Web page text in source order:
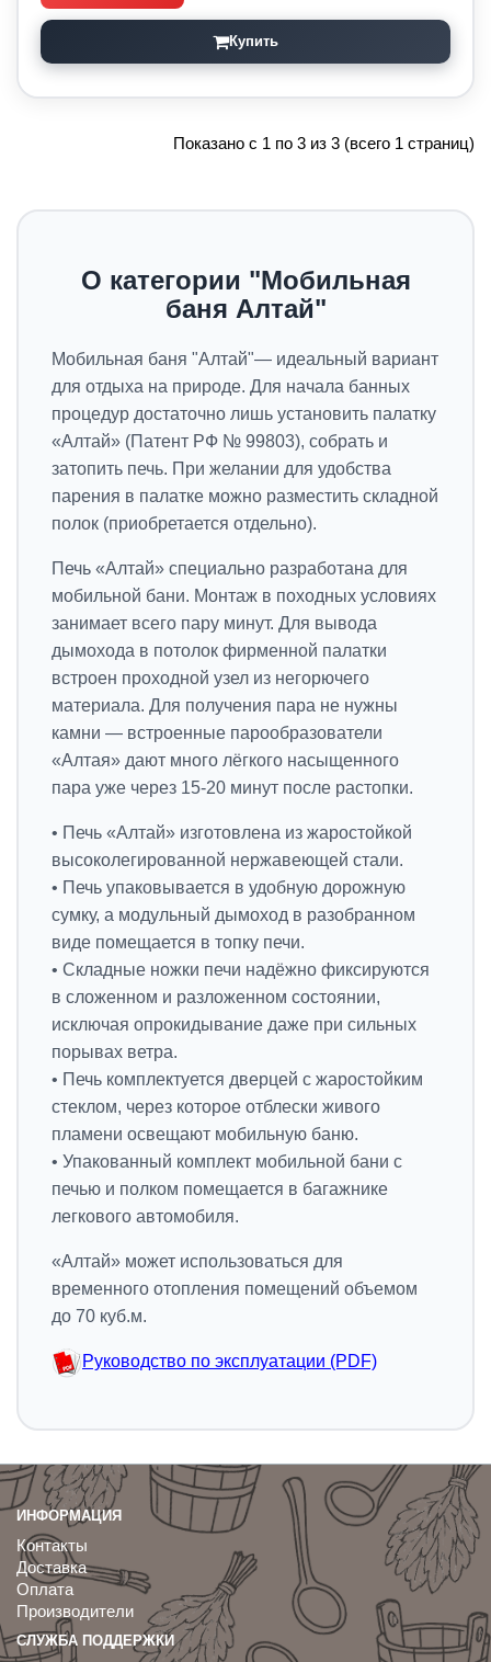
Купить
Показано с 1 по 3 из 3 (всего 1 страниц)
О категории "Мобильная
баня Алтай"
Мобильная баня "Алтай"— идеальный вариант
для отдыха на природе. Для начала банных
процедур достаточно лишь установить палатку
«Алтай» (Патент РФ № 99803), собрать и
затопить печь. При желании для удобства
парения в палатке можно разместить складной
полок (приобретается отдельно).
Печь «Алтай» специально разработана для
мобильной бани. Монтаж в походных условиях
занимает всего пару минут. Для вывода
дымохода в потолок фирменной палатки
встроен проходной узел из негорючего
материала. Для получения пара не нужны
камни — встроенные парообразователи
«Алтая» дают много лёгкого насыщенного
пара уже через 15-20 минут после растопки.
• Печь «Алтай» изготовлена из жаростойкой
высоколегированной нержавеющей стали.
• Печь упаковывается в удобную дорожную
сумку, а модульный дымоход в разобранном
виде помещается в топку печи.
• Складные ножки печи надёжно фиксируются
в сложенном и разложенном состоянии,
исключая опрокидывание даже при сильных
порывах ветра.
• Печь комплектуется дверцей с жаростойким
стеклом, через которое отблески живого
пламени освещают мобильную баню.
• Упакованный комплект мобильной бани с
печью и полком помещается в багажнике
легкового автомобиля.
«Алтай» может использоваться для
временного отопления помещений объемом
до 70 куб.м.
Руководство по эксплуатации (PDF)
ИНФОРМАЦИЯ
Контакты
Доставка
Оплата
Производители
СЛУЖБА ПОДДЕРЖКИ